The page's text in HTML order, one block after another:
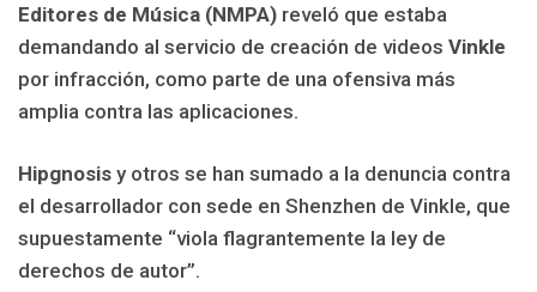
Editores de Música (NMPA) reveló que estaba
demandando al servicio de creación de videos Vinkle
por infracción, como parte de una ofensiva más
amplia contra las aplicaciones.
Hipgnosis y otros se han sumado a la denuncia contra
el desarrollador con sede en Shenzhen de Vinkle, que
supuestamente “viola flagrantemente la ley de
derechos de autor”.